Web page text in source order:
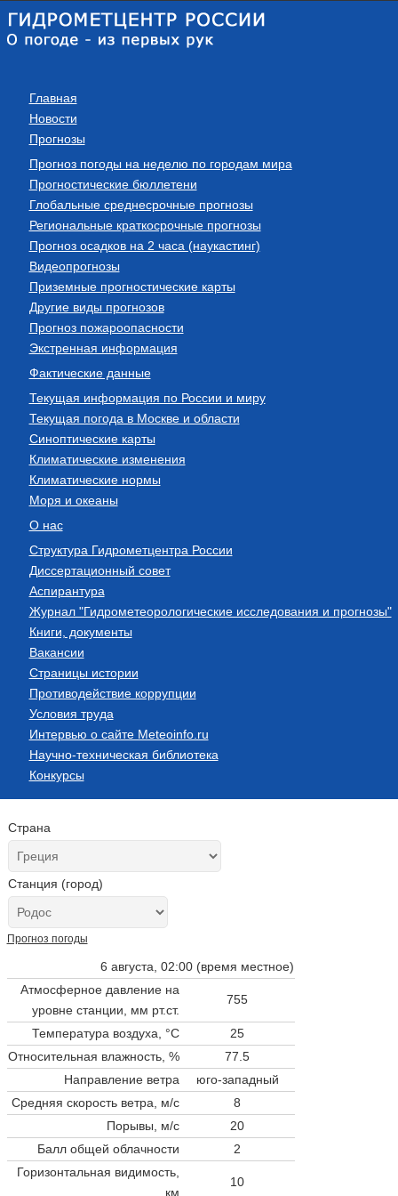
Главная
Новости
Прогнозы
Прогноз погоды на неделю по городам мира
Прогностические бюллетени
Глобальные среднесрочные прогнозы
Региональные краткосрочные прогнозы
Прогноз осадков на 2 часа (наукастинг)
Видеопрогнозы
Приземные прогностические карты
Другие виды прогнозов
Прогноз пожароопасности
Экстренная информация
Фактические данные
Текущая информация по России и миру
Текущая погода в Москве и области
Синоптические карты
Климатические изменения
Климатические нормы
Моря и океаны
О нас
Структура Гидрометцентра России
Диссертационный совет
Аспирантура
Журнал "Гидрометеорологические исследования и прогнозы"
Книги, документы
Вакансии
Страницы истории
Противодействие коррупции
Условия труда
Интервью о сайте Meteoinfo.ru
Научно-техническая библиотека
Конкурсы
Страна
Станция (город)
Прогноз погоды
6 августа, 02:00 (время местное)
Атмосферное давление на
уровне станции, мм рт.ст.
755
Температура воздуха, °C
25
Относительная влажность, %
77.5
Направление ветра
юго-западный
Средняя скорость ветра, м/с
8
Порывы, м/с
20
Балл общей облачности
2
Горизонтальная видимость,
км
10